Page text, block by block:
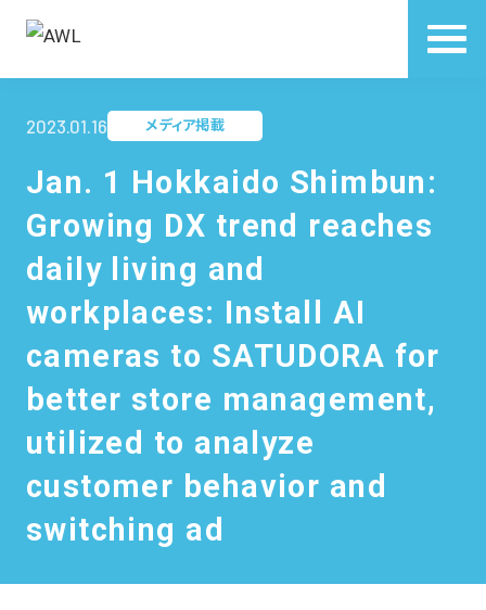
2023.01.16 メディア掲載
Jan. 1 Hokkaido Shimbun:
Growing DX trend reaches
daily living and
workplaces: Install AI
cameras to SATUDORA for
better store management,
utilized to analyze
customer behavior and
switching ad